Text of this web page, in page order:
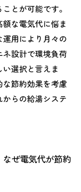
とが可能です。
な電気代に悩ま
用により月々の
設計で環境負荷
選択と言えま
節約効果を考慮
らの給湯システ
ぜ電気代が節約